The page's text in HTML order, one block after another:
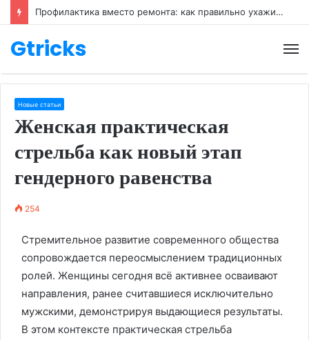
Профилактика вместо ремонта: как правильно ухаживать за обувью
Gtricks
Новые статьи
Женская практическая
стрельба как новый этап
гендерного равенства
254
Стремительное развитие современного общества
сопровождается переосмыслением традиционных
ролей. Женщины сегодня всё активнее осваивают
направления, ранее считавшиеся исключительно
мужскими, демонстрируя выдающиеся результаты.
В этом контексте практическая стрельба